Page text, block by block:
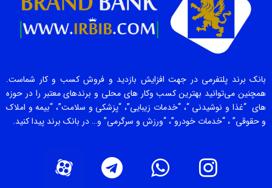
بانک برند پلتفرمی در جهت افزایش بازدید و فروش کسب و کار شماست.
همچنین می‌توانید بهترین کسب وکار های محلی و برندهای معتبر را در حوزه
های “غذا و نوشیدنی “، “خدمات زیبایی”، “پزشکی و سلامت”، “بیمه و املاک
و حقوقی” ، “خدمات خودرو”، “ورزش و سرگرمی” و… در بانک برند پیدا کنید.